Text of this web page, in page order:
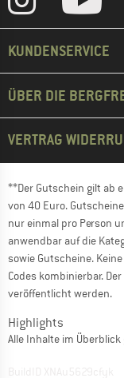
KUNDENSERVICE
ÜBER DIE
VERTRAG
**Der Gutschein gilt ab
von 40 Euro.
nur einmal pro Person
anwendbar auf die
sowie Gutscheine.
Codes kombinierbar.
veröffentlicht werden.
Highlights
Alle Inhalte im